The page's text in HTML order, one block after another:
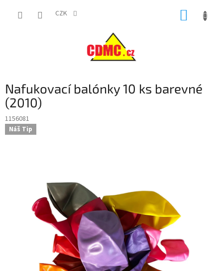
CZK
Nafukovací balónky 10 ks barevné
(2010)
1156081
Náš Tip